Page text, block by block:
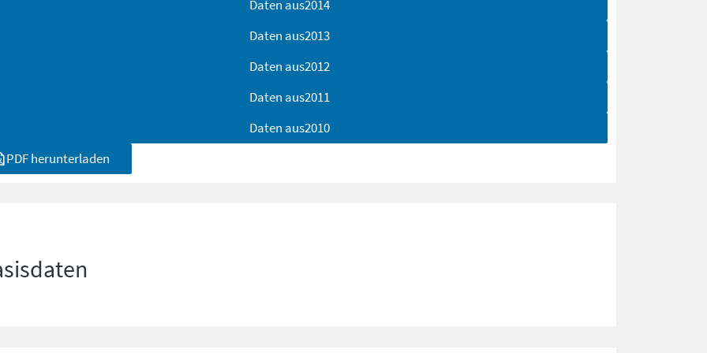
Daten aus2014
Daten aus2013
Daten aus2012
Daten aus2011
Daten aus2010
PDF herunterladen